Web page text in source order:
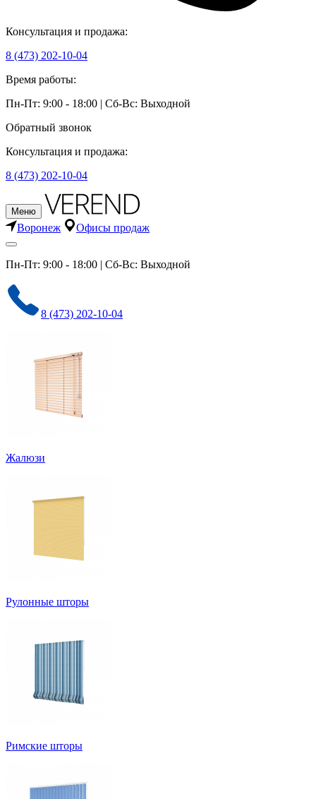
Консультация и продажа:
8 (473) 202-10-04
Время работы:
Пн-Пт: 9:00 - 18:00 | Сб-Вс: Выходной
Обратный звонок
Консультация и продажа:
8 (473) 202-10-04
Меню
Воронеж Офисы продаж
Пн-Пт: 9:00 - 18:00 | Сб-Вс: Выходной
8 (473) 202-10-04
Жалюзи
Рулонные шторы
Римские шторы